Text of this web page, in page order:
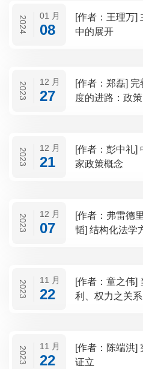
2024 01 月
08
[作者：王理万] 主权原则在中国宪法
中的展开
2023 12 月
27
[作者：郑磊] 完善和加强备案审查制
度的进路：政
2023 12 月
21
[作者：彭中礼] 中国法律语境中的国
家政策概念
2023 12 月
07
[作者：弗雷德
韬] 结构化法学方法论论纲及其在宪
2023 11 月
22
[作者：童之伟] 当代我国财产与权
利、权力之关系
2023 11 月
22
[作者：陈端洪] 宪法的法律性阐释及
证立